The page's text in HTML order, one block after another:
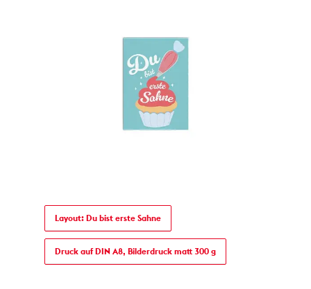
Layout: Du bist erste Sahne
Druck auf DIN A8, Bilderdruck matt 300 g